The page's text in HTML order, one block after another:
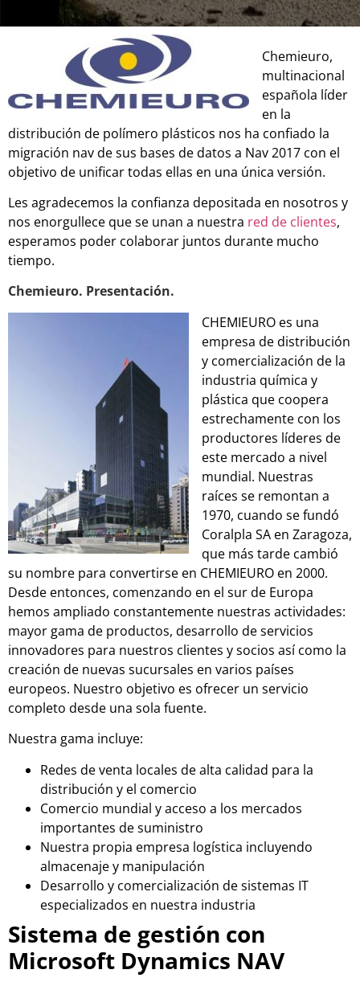
Chemieuro,
multinacional
española líder
en la
distribución de polímero plásticos nos ha confiado la
migración nav de sus bases de datos a Nav 2017 con el
objetivo de unificar todas ellas en una única versión.
Les agradecemos la confianza depositada en nosotros y
nos enorgullece que se unan a nuestra red de clientes,
esperamos poder colaborar juntos durante mucho
tiempo.
Chemieuro. Presentación.
CHEMIEURO es una
empresa de distribución
y comercialización de la
industria química y
plástica que coopera
estrechamente con los
productores líderes de
este mercado a nivel
mundial. Nuestras
raíces se remontan a
1970, cuando se fundó
Coralpla SA en Zaragoza,
que más tarde cambió
su nombre para convertirse en CHEMIEURO en 2000.
Desde entonces, comenzando en el sur de Europa
hemos ampliado constantemente nuestras actividades:
mayor gama de productos, desarrollo de servicios
innovadores para nuestros clientes y socios así como la
creación de nuevas sucursales en varios países
europeos. Nuestro objetivo es ofrecer un servicio
completo desde una sola fuente.
Nuestra gama incluye:
Redes de venta locales de alta calidad para la
distribución y el comercio
Comercio mundial y acceso a los mercados
importantes de suministro
Nuestra propia empresa logística incluyendo
almacenaje y manipulación
Desarrollo y comercialización de sistemas IT
especializados en nuestra industria
Sistema de gestión con
Microsoft Dynamics NAV